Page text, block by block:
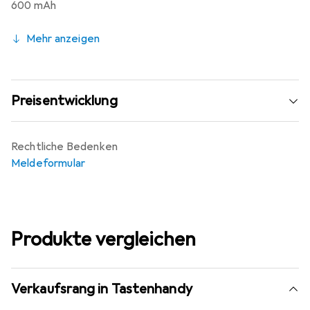
600 mAh
Mehr anzeigen
Preisentwicklung
Rechtliche Bedenken
Meldeformular
Produkte vergleichen
Verkaufsrang in Tastenhandy